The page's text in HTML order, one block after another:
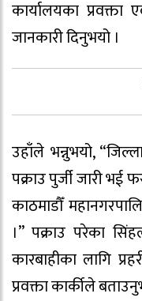
कार्यालयका प्रवक्ता
जानकारी दिनुभयो ।
उहाँले भन्नुभयो,
पक्राउ पुर्जी जारी भई
काठमाडौँ
।” पक्राउ परेका
कारबाहीका लागि
प्रवक्ता कार्कीले